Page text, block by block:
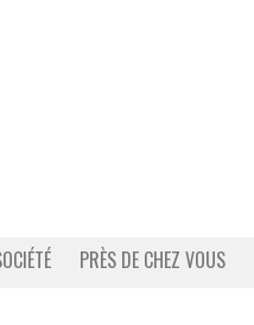
PRÈS DE CHEZ VOUS